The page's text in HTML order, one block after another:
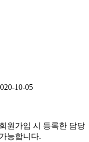
10-05
회원가입 시 등록한 담당
능합니다.